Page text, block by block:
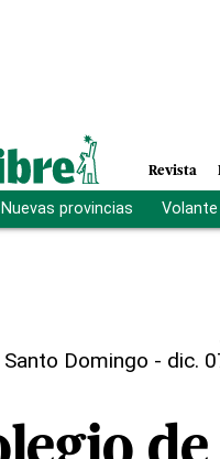
Revista
Nuevas provincias
Santo Domingo - dic.